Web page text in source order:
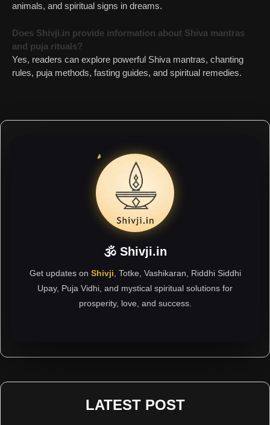
animals, and spiritual signs in dreams.
Does Shivji.in provide information about Shiva mantras
and puja rituals?
Yes, readers can explore powerful Shiva mantras, chanting
rules, puja methods, fasting guides, and spiritual remedies.
🕉 Shivji.in
Get updates on Shivji, Totke, Vashikaran, Riddhi Siddhi
Upay, Puja Vidhi, and mystical spiritual solutions for
prosperity, love, and success.
LATEST POST